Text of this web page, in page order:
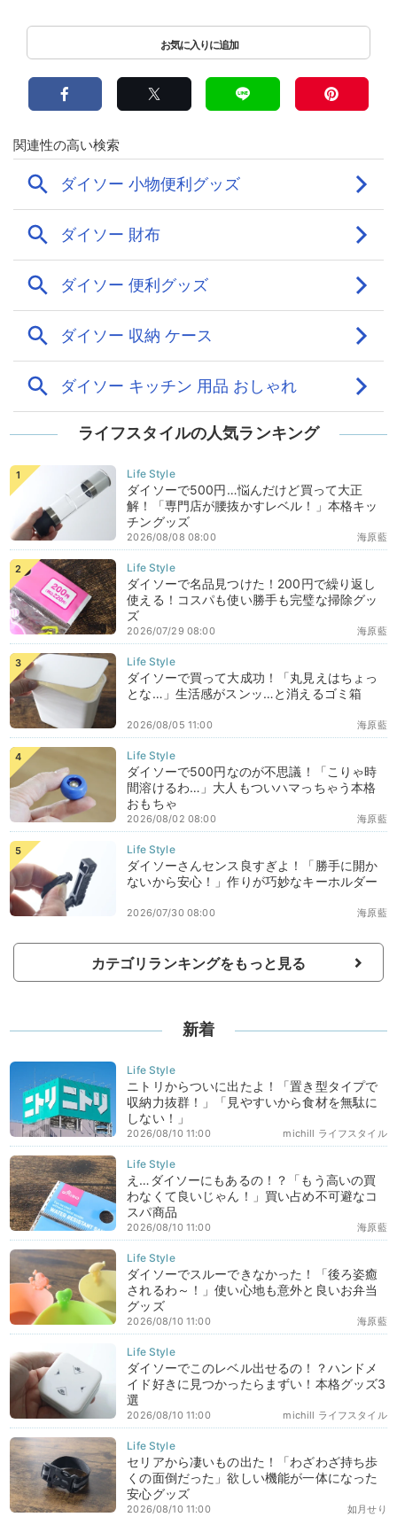
ライフスタイルの人気ランキング
ダイソーで500円…悩んだけど買って大正
解！「専門店が腰抜かすレベル！」本格キッ
チングッズ
海原藍
2026/08/08 08:00
ダイソーで名品見つけた！200円で繰り返し
使える！コスパも使い勝手も完璧な掃除グッ
ズ
海原藍
2026/07/29 08:00
ダイソーで買って大成功！「丸見えはちょっ
とな…」生活感がスンッ…と消えるゴミ箱
海原藍
2026/08/05 11:00
ダイソーで500円なのが不思議！「こりゃ時
間溶けるわ…」大人もついハマっちゃう本格
おもちゃ
海原藍
2026/08/02 08:00
ダイソーさんセンス良すぎよ！「勝手に開か
ないから安心！」作りが巧妙なキーホルダー
海原藍
2026/07/30 08:00
カテゴリランキングをもっと見る
新着
ニトリからついに出たよ！「置き型タイプで
収納力抜群！」「見やすいから食材を無駄に
しない！」
michill ライフスタイル
2026/08/10 11:00
え…ダイソーにもあるの！？「もう高いの買
わなくて良いじゃん！」買い占め不可避なコ
スパ商品
海原藍
2026/08/10 11:00
ダイソーでスルーできなかった！「後ろ姿癒
されるわ～！」使い心地も意外と良いお弁当
グッズ
海原藍
2026/08/10 11:00
ダイソーでこのレベル出せるの！？ハンドメ
イド好きに見つかったらまずい！本格グッズ3
選
michill ライフスタイル
2026/08/10 11:00
セリアから凄いもの出た！「わざわざ持ち歩
くの面倒だった」欲しい機能が一体になった
安心グッズ
如月せり
2026/08/10 11:00